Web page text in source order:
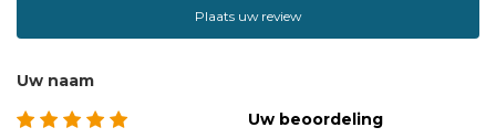
Plaats uw review
Uw naam
Uw beoordeling